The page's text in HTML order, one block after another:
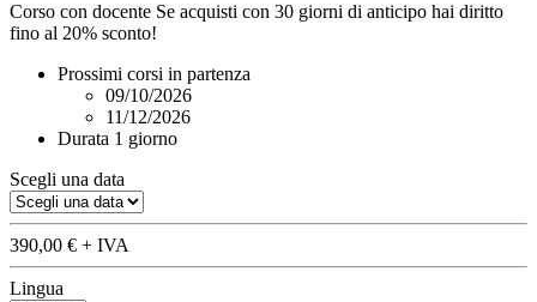
Corso con docente Se acquisti con 30 giorni di anticipo hai diritto
fino al 20% sconto!
Prossimi corsi in partenza
09/10/2026
11/12/2026
Durata 1 giorno
Scegli una data
390,00 € + IVA
Lingua